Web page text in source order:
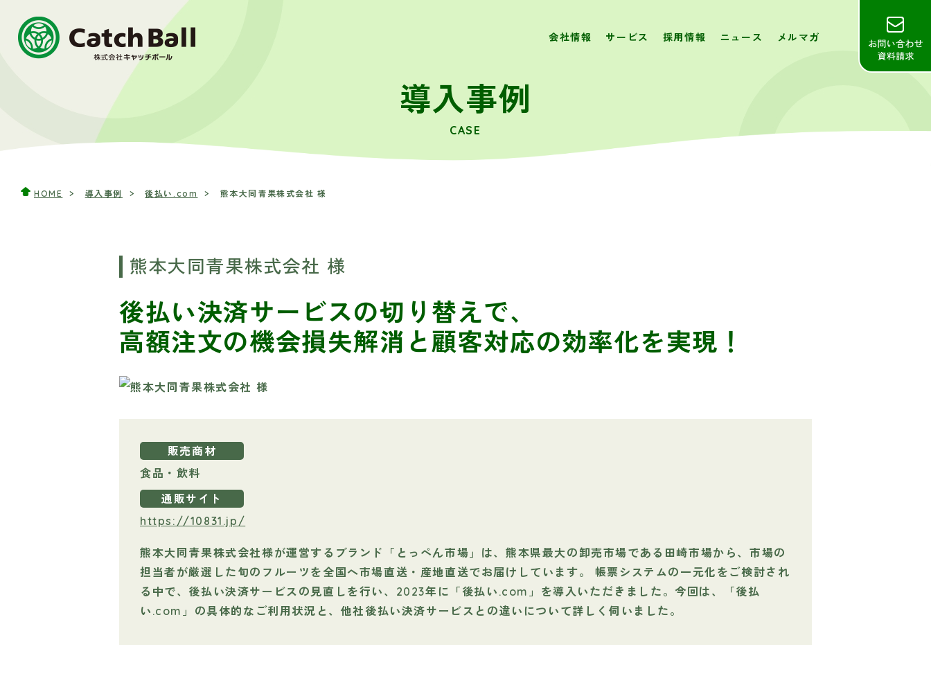
会社情報 サービス 採用情報 ニュース メルマガ
導入事例
CASE
HOME 導入事例 後払い.com 熊本大同青果株式会社 様
熊本大同青果株式会社 様
後払い決済サービスの切り替えで、
高額注文の機会損失解消と顧客対応の効率化を実現！
販売商材
食品・飲料
通販サイト
https://10831.jp/
熊本大同青果株式会社様が運営するブランド「とっぺん市場」は、熊本県最大の卸売市場である田崎市場から、市場の
担当者が厳選した旬のフルーツを全国へ市場直送・産地直送でお届けしています。 帳票システムの一元化をご検討され
る中で、後払い決済サービスの見直しを行い、2023年に「後払い.com」を導入いただきました。今回は、「後払
い.com」の具体的なご利用状況と、他社後払い決済サービスとの違いについて詳しく伺いました。